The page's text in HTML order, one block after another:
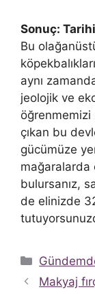
Sonuç:
Bu
aynı
jeolojik ve
öğrenmemizi
çıkan bu
gücümüze
mağaralarda
bulursanız,
de elinizde
Makyaj